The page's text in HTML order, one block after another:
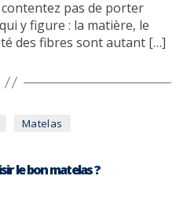
pas de porter
y figure : la matière, le
des fibres sont autant […]
Catégories
Matelas
le bon matelas ?